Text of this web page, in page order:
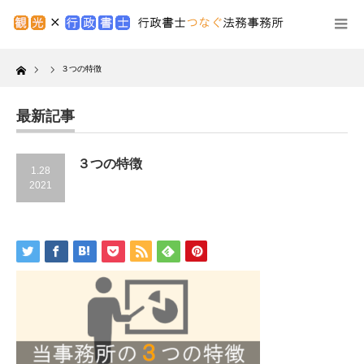
Home ３つの特徴
最新記事
1.28
2021
３つの特徴